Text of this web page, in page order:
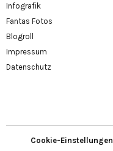
Infografik
Fantas Fotos
Blogroll
Impressum
Datenschutz
Cookie-Einstellungen